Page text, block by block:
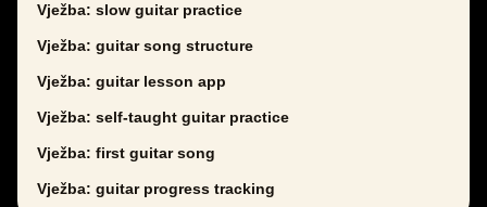
Vježba: slow guitar practice
Vježba: guitar song structure
Vježba: guitar lesson app
Vježba: self-taught guitar practice
Vježba: first guitar song
Vježba: guitar progress tracking